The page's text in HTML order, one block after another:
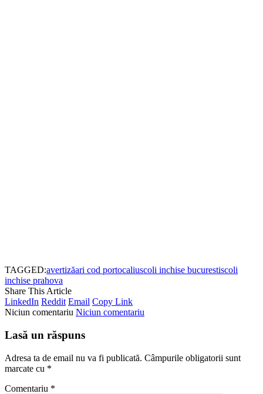
TAGGED:avertizăari cod portocaliuscoli inchise bucurestiscoli
inchise prahova
Share This Article
LinkedIn Reddit Email Copy Link
Niciun comentariu Niciun comentariu
Lasă un răspuns
Adresa ta de email nu va fi publicată. Câmpurile obligatorii sunt
marcate cu *
Comentariu *